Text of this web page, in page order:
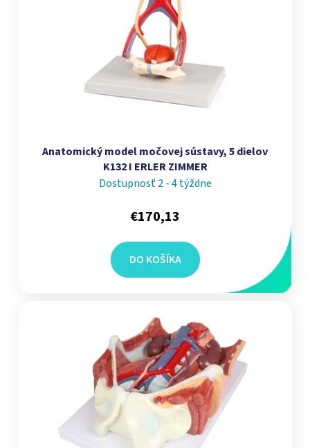
Anatomický model močovej sústavy, 5 dielov
K132 I ERLER ZIMMER
Dostupnosť 2 - 4 týždne
€170,13
DO KOŠÍKA